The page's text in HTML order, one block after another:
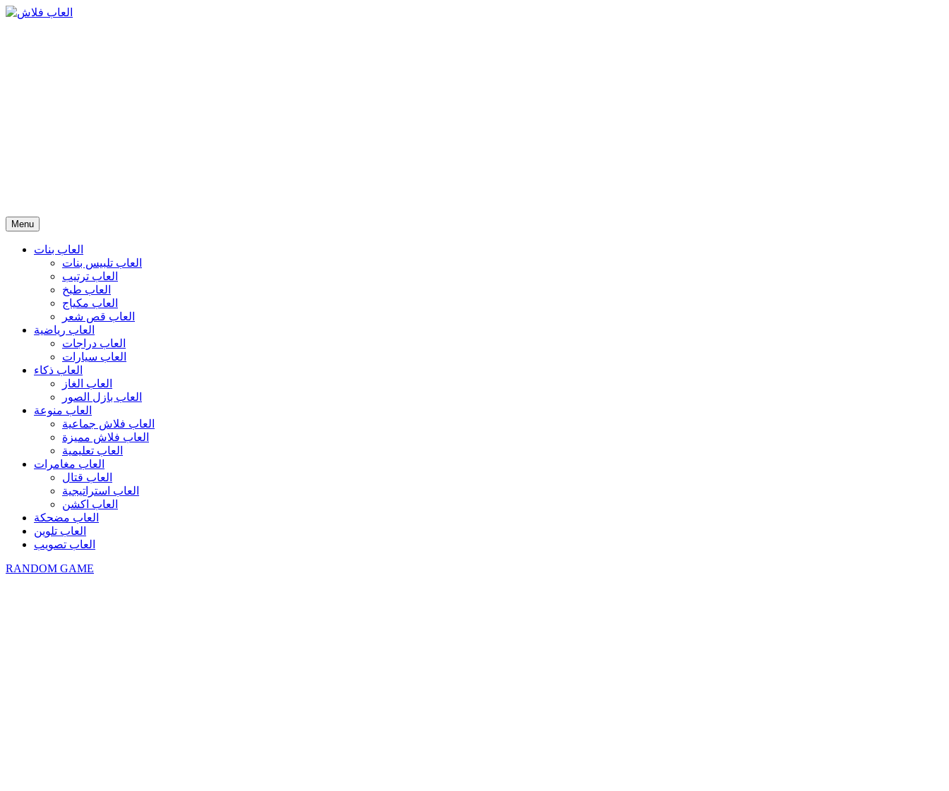
Menu
العاب بنات
العاب تلبيس بنات
العاب ترتيب
العاب طبخ
العاب مكياج
العاب قص شعر
العاب رياضية
العاب دراجات
العاب سيارات
العاب ذكاء
العاب الغاز
العاب بازل الصور
العاب منوعة
العاب فلاش جماعية
العاب فلاش مميزة
العاب تعليمية
العاب مغامرات
العاب قتال
العاب استراتيجية
العاب اكشن
العاب مضحكة
العاب تلوين
العاب تصويب
RANDOM GAME